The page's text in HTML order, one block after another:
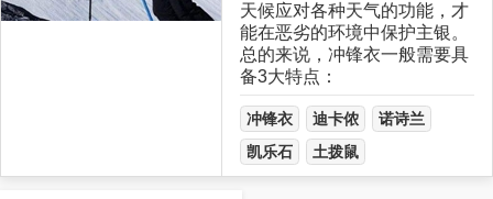
天候应对各种天气的功能，才
能在恶劣的环境中保护主银。
总的来说，冲锋衣一般需要具
备3大特点：
冲锋衣 迪卡侬
诺诗兰
凯乐石
土拨鼠